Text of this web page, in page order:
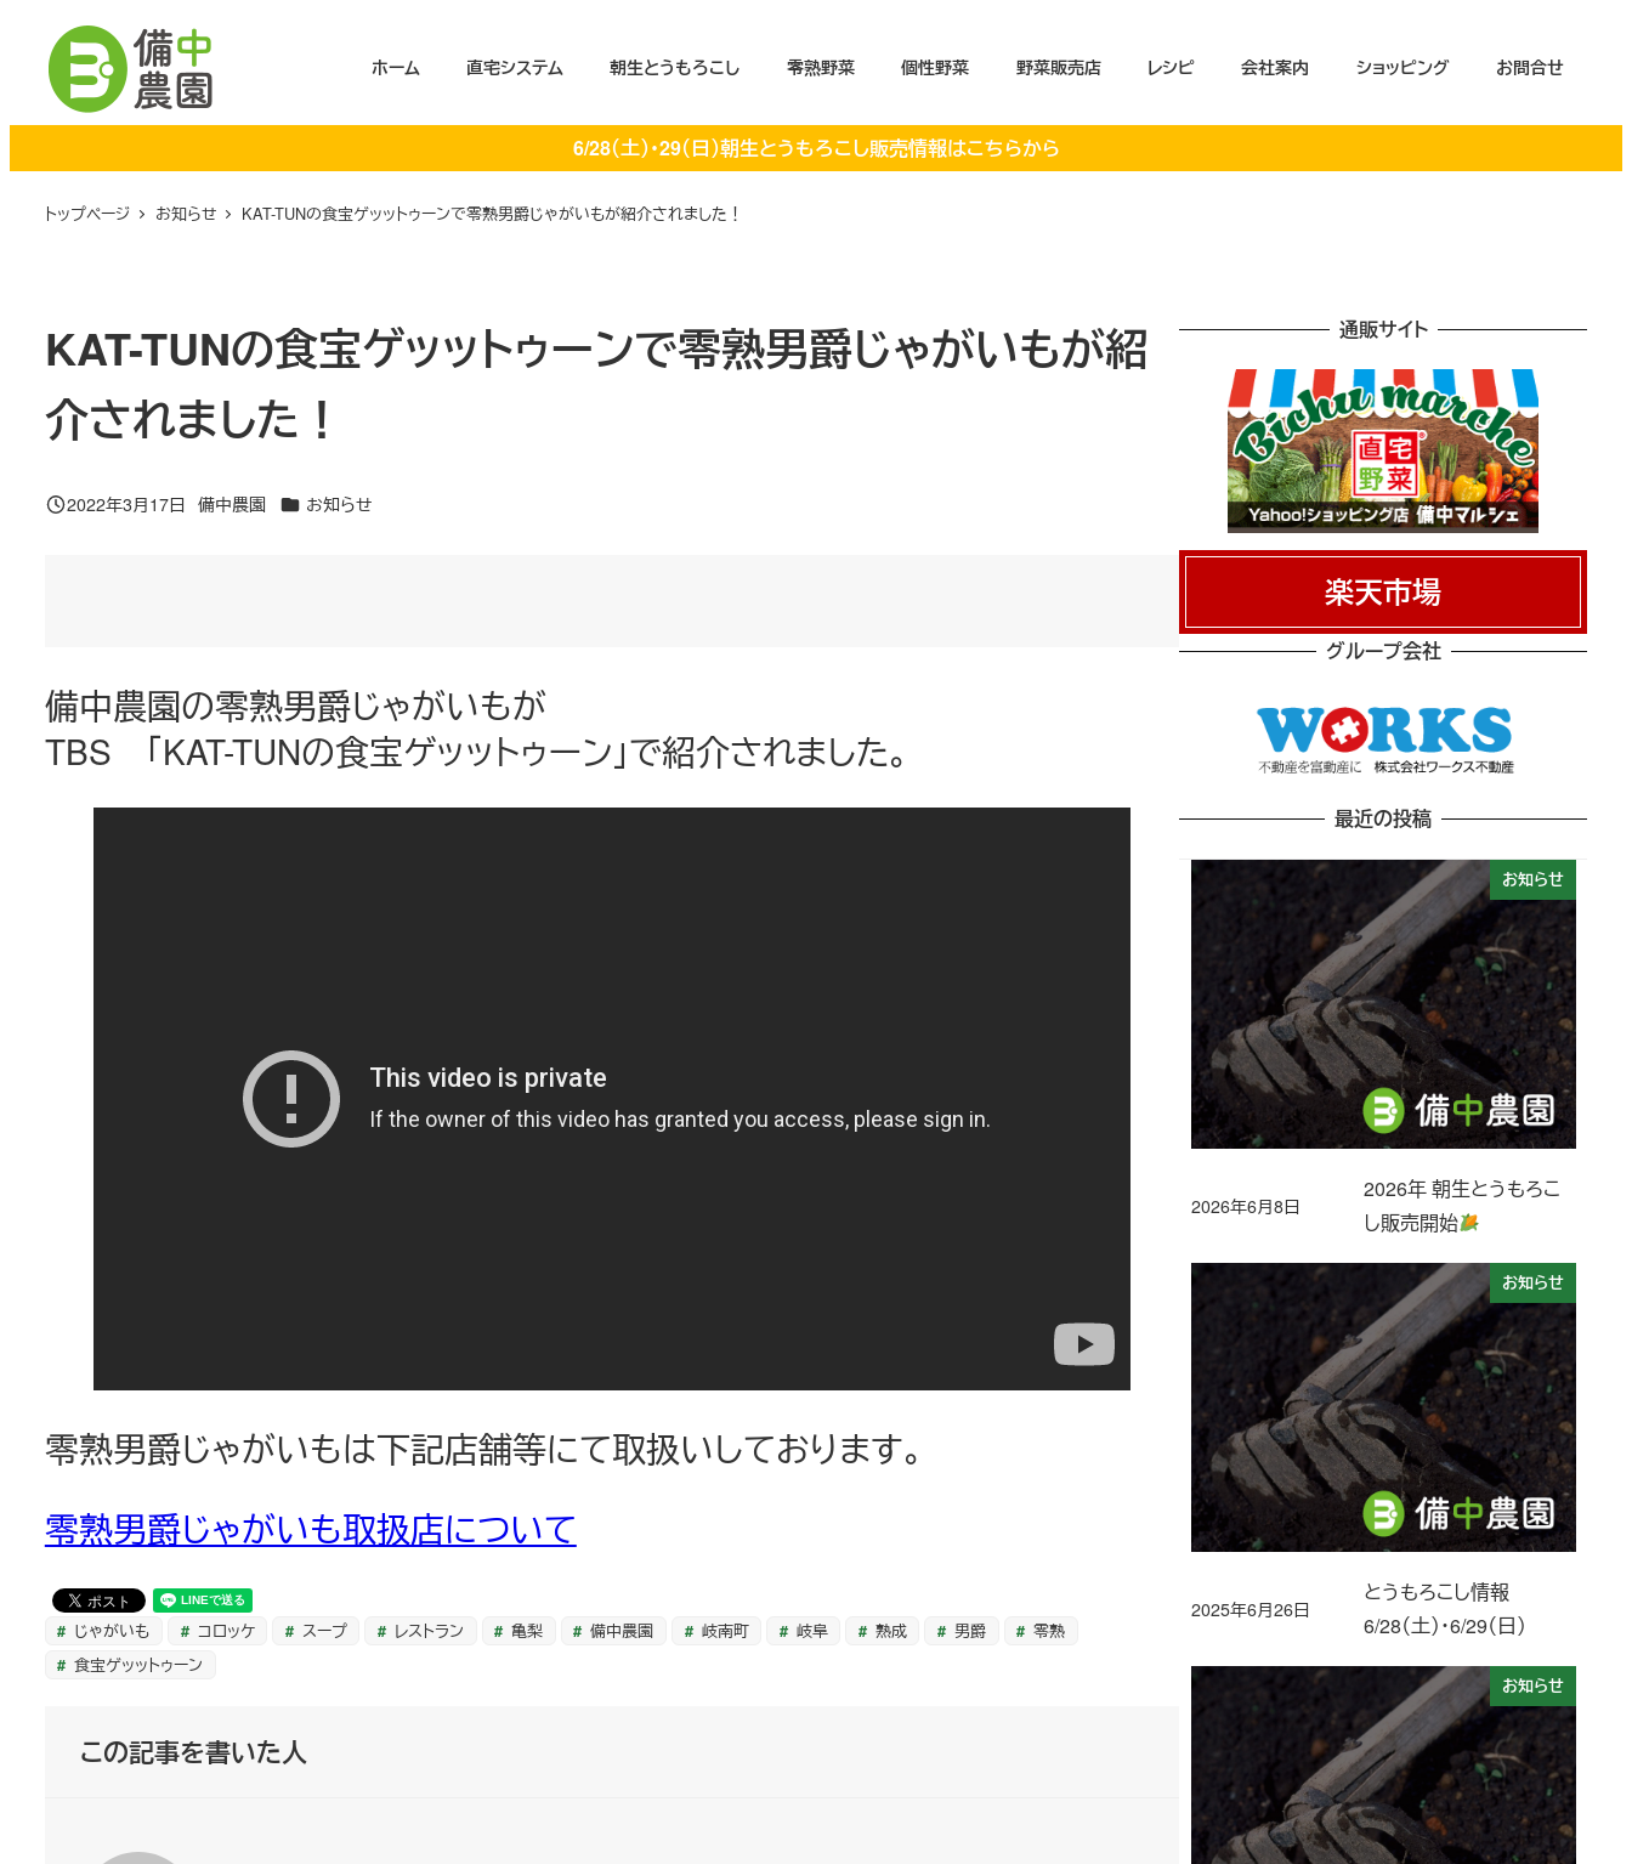
コ
ホーム 直宅システム 朝生とうもろこし 零熟野菜 個性野菜 野菜販売店 レシピ 会社案内 ショッピング お問合せ
6/28（土）・29（日）朝生とうもろこし販売情報はこちらから
トップページ お知らせ KAT-TUNの食宝ゲッットゥーンで零熟男爵じゃがいもが紹介されました！
KAT-TUNの食宝ゲッットゥーンで零熟男爵じゃがいもが紹
介されました！
投稿日
2022年3月17日
著
備中農園 カテゴリー
お知らせ
備中農園の零熟男爵じゃがいもが
TBS 「KAT-TUNの食宝ゲッットゥーン」で紹介されました。
零熟男爵じゃがいもは下記店舗等にて取扱いしております。
零熟男爵じゃがいも取扱店について
じゃがいも コロッケ スープ レストラン 亀梨 備中農園 岐南町 岐阜 熟成 男爵
零熟
食宝ゲッットゥーン
この記事を書いた人
通販サイト
楽天市場
グループ会社
最近の投稿
お知らせ
2026年 朝生とうもろこ
し販売開始
投稿日
2026年6月8日
お知らせ
とうもろこし情報
6/28（土）・6/29（日）
投稿日
2025年6月26日
お知らせ